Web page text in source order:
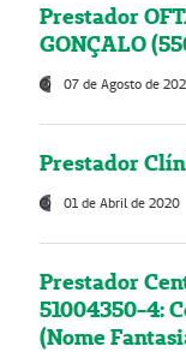
Prestador
GONÇALO
07 de Agosto de
Prestador
01 de Abril de 2020
Prestador
51004350-4:
(Nome